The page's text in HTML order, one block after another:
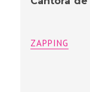
ZAPPING